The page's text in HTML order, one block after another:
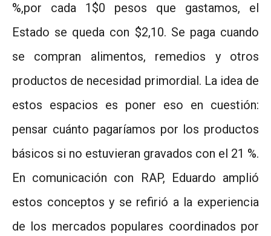
%,por cada 1$0 pesos que gastamos, el
Estado se queda con $2,10. Se paga cuando
se compran alimentos, remedios y otros
productos de necesidad primordial. La idea de
estos espacios es poner eso en cuestión:
pensar cuánto pagaríamos por los productos
básicos si no estuvieran gravados con el 21 %.
En comunicación con RAP, Eduardo amplió
estos conceptos y se refirió a la experiencia
de los mercados populares coordinados por